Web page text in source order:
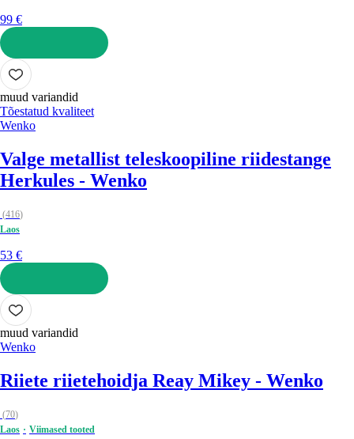
99 €
LISA OSTUKORVI
muud variandid
Tõestatud kvaliteet
Wenko
Valge metallist teleskoopiline riidestange
Herkules - Wenko
(416)
Laos
53 €
LISA OSTUKORVI
muud variandid
Wenko
Riiete riietehoidja Reay Mikey - Wenko
(70)
Laos
Viimased tooted